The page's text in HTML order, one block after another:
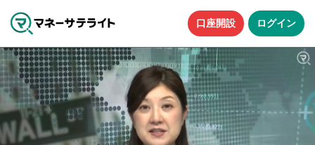
口座開設 ログイン